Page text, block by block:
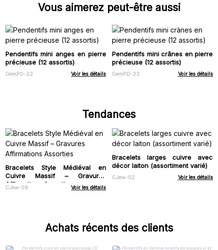
Vous aimerez peut-être aussi
Pendentifs mini anges en pierre
précieuse (12 assortis)
GemPD-22 Voir les détails
Pendentifs mini crânes en pierre
précieuse (12 assortis)
GemPD-23 Voir les détails
Tendances
Bracelets Style Médiéval en
Cuivre Massif – Gravures
Affirmations Assorties
CJew-08 Voir les détails
Bracelets larges cuivre avec
décor laiton (assortiment varié)
CJew-02 Voir les détails
Achats récents des clients